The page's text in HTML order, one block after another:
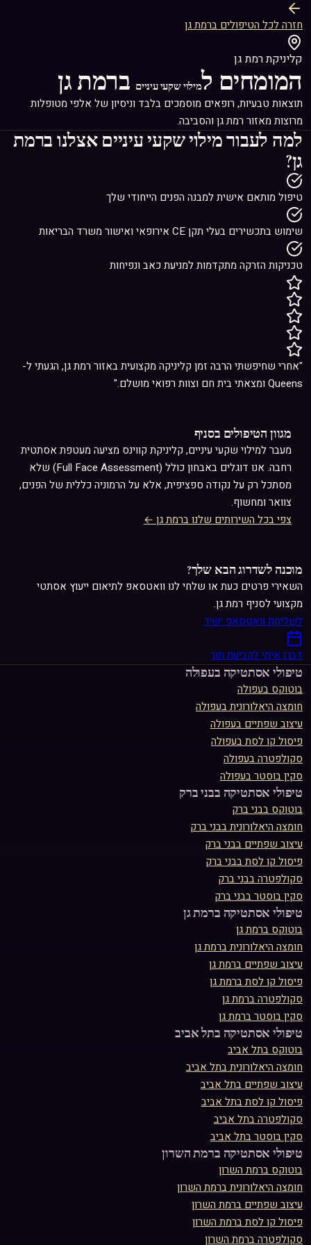
חזרה לכל הטיפולים ברמת גן
קליניקת רמת גן
המומחים למילוי שקעי עיניים ברמת גן
תוצאות טבעיות, רופאים מוסמכים בלבד וניסיון של אלפי מטופלות
מרוצות מאזור רמת גן והסביבה.
למה לעבורמילוי שקעי עיניים אצלנו ברמת
גן?
טיפול מותאם אישית למבנה הפנים הייחודי שלך
שימוש בתכשירים בעלי תקן CE אירופאי ואישור משרד הבריאות
טכניקות הזרקה מתקדמות למניעת כאב ונפיחות
"אחרי שחיפשתי הרבה זמן קליניקה מקצועית באזור רמת גן, הגעתי ל-
Queens ומצאתי בית חם וצוות רפואי מושלם."
מגוון הטיפולים בסניף
מעבר למילוי שקעי עיניים, קליניקת קווינס מציעה מעטפת אסתטית
רחבה. אנו דוגלים באבחון כולל (Full Face Assessment) שלא
מסתכל רק על נקודה ספציפית, אלא על הרמוניה כללית של הפנים,
צוואר ומחשוף.
צפי בכל השירותים שלנו ברמת גן ←
מוכנה לשדרוג הבא שלך?
השאירי פרטים כעת או שלחי לנו וואטסאפ לתיאום ייעוץ אסתטי
מקצועי לסניף רמת גן.
לשליחת וואטסאפ ישיר
דברו איתי לקביעת תור
טיפולי אסתטיקה בעפולה
בוטוקסבעפולה
חומצה היאלורוניתבעפולה
עיצוב שפתייםבעפולה
פיסול קו לסתבעפולה
סקולפטרהבעפולה
סקין בוסטרבעפולה
טיפולי אסתטיקה בבני ברק
בוטוקסבבני ברק
חומצה היאלורוניתבבני ברק
עיצוב שפתייםבבני ברק
פיסול קו לסתבבני ברק
סקולפטרהבבני ברק
סקין בוסטרבבני ברק
טיפולי אסתטיקה ברמת גן
בוטוקסברמת גן
חומצה היאלורוניתברמת גן
עיצוב שפתייםברמת גן
פיסול קו לסתברמת גן
סקולפטרהברמת גן
סקין בוסטרברמת גן
טיפולי אסתטיקה בתל אביב
בוטוקסבתל אביב
חומצה היאלורוניתבתל אביב
עיצוב שפתייםבתל אביב
פיסול קו לסתבתל אביב
סקולפטרהבתל אביב
סקין בוסטרבתל אביב
טיפולי אסתטיקה ברמת השרון
בוטוקסברמת השרון
חומצה היאלורוניתברמת השרון
עיצוב שפתייםברמת השרון